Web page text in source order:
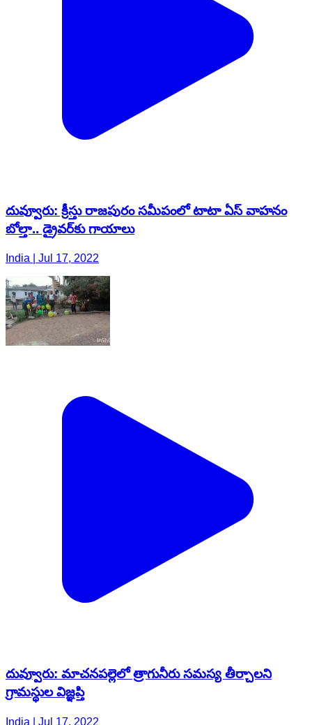
దువ్వూరు: క్రీస్తు రాజపురం సమీపంలో టాటా ఏస్‌ వాహనం
దువ్వూరు: మాచనపల్లెలో త్రాగునీరు సమస్య తీర్చాలని